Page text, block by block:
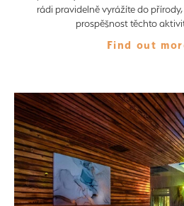
rádi pravidelně vyrážíte do
prospěšnost těchto
Find out